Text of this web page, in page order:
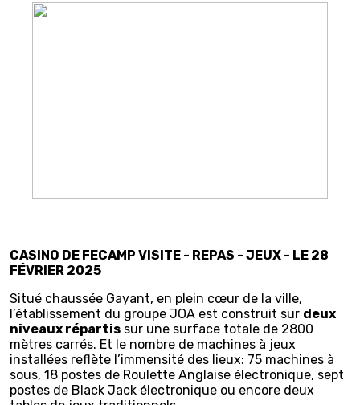
CASINO DE FECAMP VISITE - REPAS - JEUX - LE 28
FÉVRIER 2025
Situé chaussée Gayant, en plein cœur de la ville,
l’établissement du groupe JOA est construit sur deux
niveaux répartis sur une surface totale de 2800
mètres carrés. Et le nombre de machines à jeux
installées reflète l’immensité des lieux: 75 machines à
sous, 18 postes de Roulette Anglaise électronique, sept
postes de Black Jack électronique ou encore deux